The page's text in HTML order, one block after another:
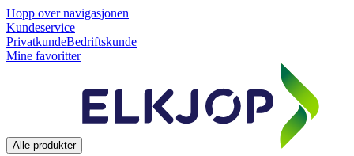
Hopp over navigasjonen
Kundeservice
PrivatkundeBedriftskunde
Mine favoritter
Alle produkter